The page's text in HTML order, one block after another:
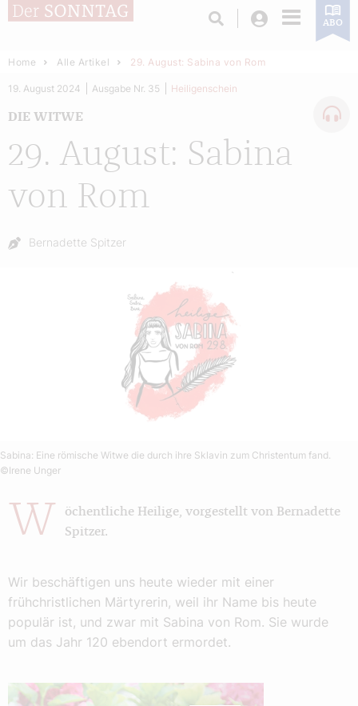
Login ABO
Home Alle Artikel 29. August: Sabina von Rom
29. August: Sabina
von Rom
DIE WITWE
19. August 2024 Ausgabe Nr. 35 Heiligenschein
Autor:
Bernadette Spitzer
Sabina: Eine römische Witwe die durch ihre Sklavin zum Christentum fand.
©Irene Unger
W
öchentliche Heilige, vorgestellt von Bernadette
Spitzer.
Wir beschäftigen uns heute wieder mit einer
frühchristlichen Märtyrerin, weil ihr Name bis heute
populär ist, und zwar mit Sabina von Rom. Sie wurde
um das Jahr 120 ebendort ermordet.